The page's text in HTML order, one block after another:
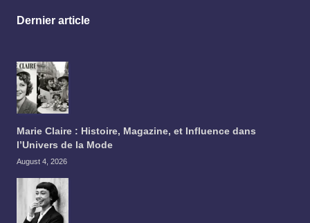
Dernier article
Marie Claire : Histoire, Magazine, et Influence dans
l’Univers de la Mode
August 4, 2026